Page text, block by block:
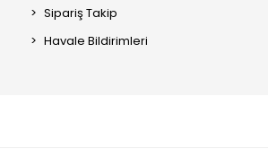
Sipariş Takip
Havale Bildirimleri